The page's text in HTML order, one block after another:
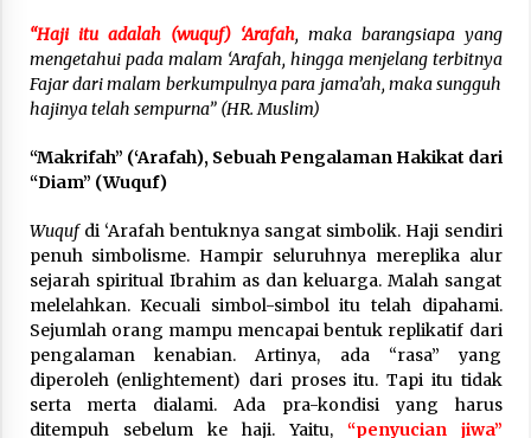
“Haji itu adalah (wuquf) ‘Arafah, maka barangsiapa yang
mengetahui pada malam ‘Arafah, hingga menjelang terbitnya
Fajar dari malam berkumpulnya para jama’ah, maka sungguh
hajinya telah sempurna” (HR. Muslim)
“Makrifah” (‘Arafah), Sebuah Pengalaman Hakikat dari
“Diam” (Wuquf)
Wuqufdi ‘Arafah bentuknya sangat simbolik. Haji sendiri
penuh simbolisme. Hampir seluruhnya mereplika alur
sejarah spiritual Ibrahim as dan keluarga. Malah sangat
melelahkan. Kecuali simbol-simbol itu telah dipahami.
Sejumlah orang mampu mencapai bentuk replikatif dari
pengalaman kenabian. Artinya, ada “rasa” yang
diperoleh (enlightement) dari proses itu. Tapi itu tidak
serta merta dialami. Ada pra-kondisi yang harus
ditempuh sebelum ke haji. Yaitu, “penyucian jiwa”